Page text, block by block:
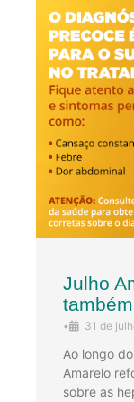
Julho
• 31 de
Ao longo
Amarelo
sobre as